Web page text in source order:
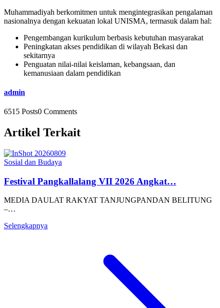
Muhammadiyah berkomitmen untuk mengintegrasikan pengalaman
nasionalnya dengan kekuatan lokal UNISMA, termasuk dalam hal:
Pengembangan kurikulum berbasis kebutuhan masyarakat
Peningkatan akses pendidikan di wilayah Bekasi dan
sekitarnya
Penguatan nilai-nilai keislaman, kebangsaan, dan
kemanusiaan dalam pendidikan
admin
6515 Posts0 Comments
Artikel Terkait
Sosial dan Budaya
Festival Pangkallalang VII 2026 Angkat…
MEDIA DAULAT RAKYAT TANJUNGPANDAN BELITUNG
–…
Selengkapnya